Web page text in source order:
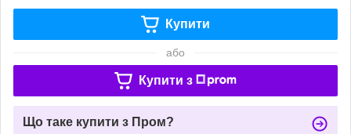
Купити
або
Купити з
Що таке купити з Пром?